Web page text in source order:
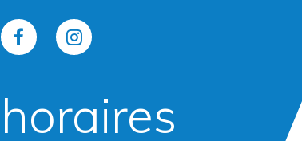
Lien
le
Lien
le
horaires